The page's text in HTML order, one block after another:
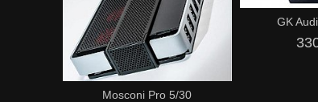
Mosconi Pro 5/30
GK